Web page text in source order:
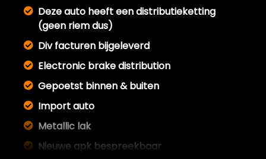
Deze auto heeft een distributieketting
(geen riem dus)
Div facturen bijgeleverd
Electronic brake distribution
Gepoetst binnen & buiten
Import auto
Metallic lak
Nieuwe apk bespreekbaar